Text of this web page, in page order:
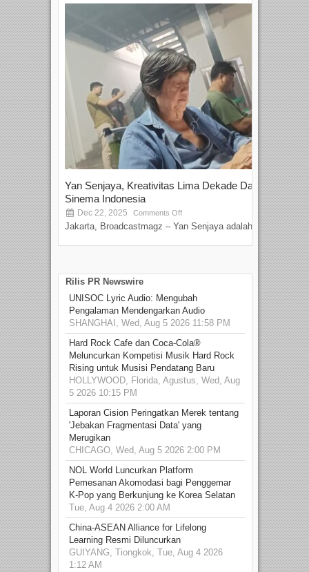
Yan Senjaya, Kreativitas Lima Dekade Dalam
Sinema Indonesia
Dec 22, 2025 Comments Off
Jakarta, Broadcastmagz – Yan Senjaya adalah...
Rilis PR Newswire
UNISOC Lyric Audio: Mengubah
Pengalaman Mendengarkan Audio
SHANGHAI, Wed, Aug 5 2026 11:58 PM
Hard Rock Cafe dan Coca-Cola®
Meluncurkan Kompetisi Musik Hard Rock
Rising untuk Musisi Pendatang Baru
HOLLYWOOD, Florida, Agustus, Wed, Aug
5 2026 10:15 PM
Laporan Cision Peringatkan Merek tentang
'Jebakan Fragmentasi Data' yang
Merugikan
CHICAGO, Wed, Aug 5 2026 2:00 PM
NOL World Luncurkan Platform
Pemesanan Akomodasi bagi Penggemar
K-Pop yang Berkunjung ke Korea Selatan
Tue, Aug 4 2026 2:00 AM
China-ASEAN Alliance for Lifelong
Learning Resmi Diluncurkan
GUIYANG, Tiongkok, Tue, Aug 4 2026
1:12 AM